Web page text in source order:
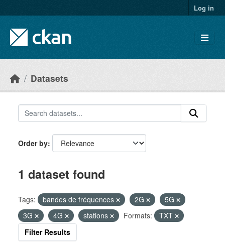
Log in
Datasets
Order by
1 dataset found
Tags: bandes de fréquences 2G
5G
3G
4G stations Formats:
TXT
Filter Results